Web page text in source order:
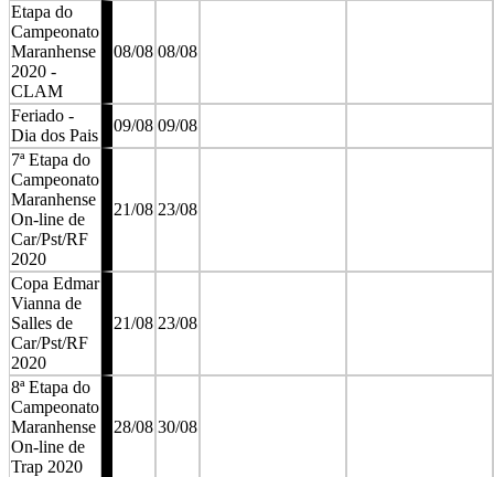
Etapa do
Campeonato
Maranhense
2020 -
CLAM
08/08 08/08
Feriado -
Dia dos Pais
09/08 09/08
7ª Etapa do
Campeonato
Maranhense
On-line de
Car/Pst/RF
2020
21/08 23/08
Copa Edmar
Vianna de
Salles de
Car/Pst/RF
2020
21/08 23/08
8ª Etapa do
Campeonato
Maranhense
On-line de
Trap 2020
28/08 30/08